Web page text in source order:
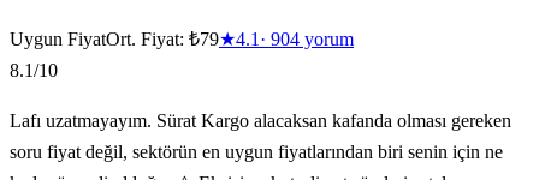
Uygun FiyatOrt. Fiyat: ₺79★4.1 · 904 yorum
8.1/10
Lafı uzatmayayım. Sürat Kargo alacaksan kafanda olması gereken
soru fiyat değil, sektörün en uygun fiyatlarından biri senin için ne